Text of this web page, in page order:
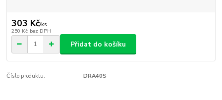
303 Kč/ks
250 Kč bez DPH
Přidat do košíku
Číslo produktu: DRA40S